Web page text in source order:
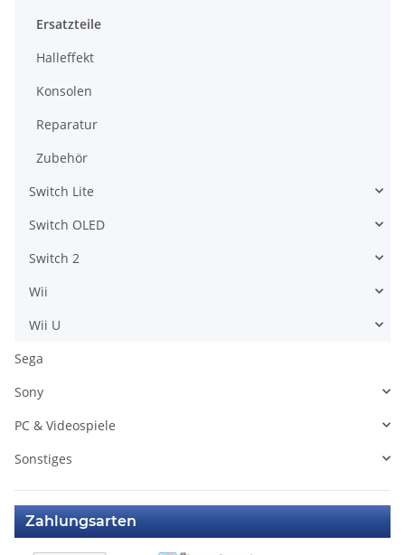
Ersatzteile
Halleffekt
Konsolen
Reparatur
Zubehör
Switch Lite
Switch OLED
Switch 2
Wii
Wii U
Sega
Sony
PC & Videospiele
Sonstiges
Zahlungsarten